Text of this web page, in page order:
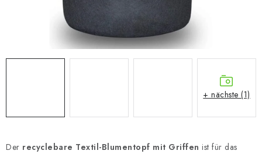
Der recyclebare Textil-Blumentopf mit Griffen ist für das
+ nächste (1)